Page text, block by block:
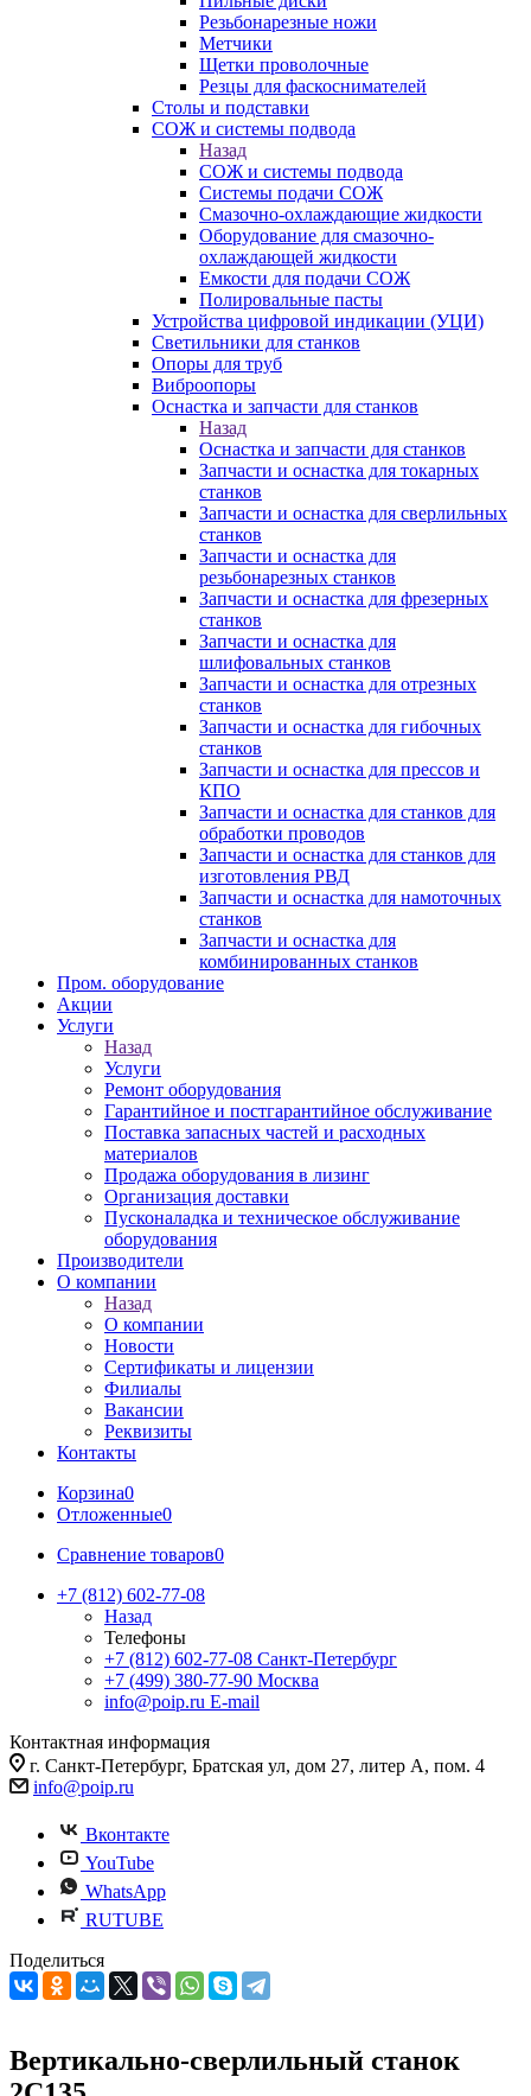
Резьбонарезные ножи
Метчики
Щетки проволочные
Резцы для фаскоснимателей
Столы и подставки
СОЖ и системы подвода
Назад
СОЖ и системы подвода
Системы подачи СОЖ
Смазочно-охлаждающие жидкости
Оборудование для смазочно-
охлаждающей жидкости
Емкости для подачи СОЖ
Полировальные пасты
Устройства цифровой индикации (УЦИ)
Светильники для станков
Опоры для труб
Виброопоры
Оснастка и запчасти для станков
Назад
Оснастка и запчасти для станков
Запчасти и оснастка для токарных
станков
Запчасти и оснастка для сверлильных
станков
Запчасти и оснастка для
резьбонарезных станков
Запчасти и оснастка для фрезерных
станков
Запчасти и оснастка для
шлифовальных станков
Запчасти и оснастка для отрезных
станков
Запчасти и оснастка для гибочных
станков
Запчасти и оснастка для прессов и
КПО
Запчасти и оснастка для станков для
обработки проводов
Запчасти и оснастка для станков для
изготовления РВД
Запчасти и оснастка для намоточных
станков
Запчасти и оснастка для
комбинированных станков
Пром. оборудование
Акции
Услуги
Назад
Услуги
Ремонт оборудования
Гарантийное и постгарантийное обслуживание
Поставка запасных частей и расходных
материалов
Продажа оборудования в лизинг
Организация доставки
Пусконаладка и техническое обслуживание
оборудования
Производители
О компании
Назад
О компании
Новости
Сертификаты и лицензии
Филиалы
Вакансии
Реквизиты
Контакты
Корзина0
Отложенные0
Сравнение товаров0
+7 (812) 602-77-08
Назад
Телефоны
+7 (812) 602-77-08 Санкт-Петербург
+7 (499) 380-77-90 Москва
info@poip.ru E-mail
Контактная информация
г. Санкт-Петербург, Братская ул, дом 27, литер А, пом. 4
info@poip.ru
Вконтакте
YouTube
WhatsApp
RUTUBE
Поделиться
Вертикально-сверлильный станок